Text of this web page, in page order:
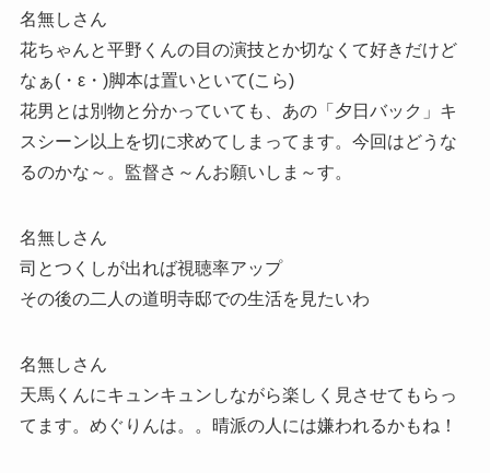
名無しさん
花ちゃんと平野くんの目の演技とか切なくて好きだけど
なぁ(・ε・)脚本は置いといて(こら)
花男とは別物と分かっていても、あの「夕日バック」キ
スシーン以上を切に求めてしまってます。今回はどうな
るのかな～。監督さ～んお願いしま～す。
名無しさん
司とつくしが出れば視聴率アップ
その後の二人の道明寺邸での生活を見たいわ
名無しさん
天馬くんにキュンキュンしながら楽しく見させてもらっ
てます。めぐりんは。。晴派の人には嫌われるかもね！